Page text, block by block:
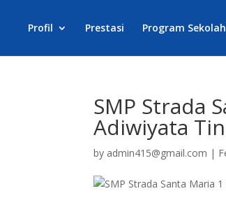
Profil Prestasi Program Sekolah
SMP Strada
Adiwiyata
by admin415@gmail.com |